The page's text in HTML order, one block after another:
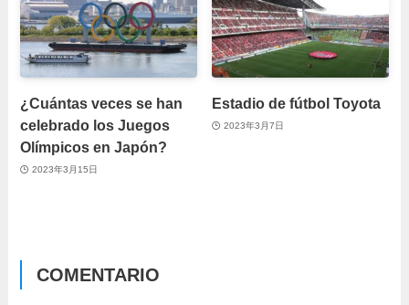
¿Cuántas veces se han
celebrado los Juegos
Olímpicos en Japón?
2023年3月15日
Estadio de fútbol Toyota
2023年3月7日
COMENTARIO